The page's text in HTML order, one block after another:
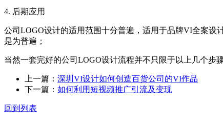
4. 后期应用
公司LOGO设计的适用范围十分普遍，适用于品牌VI全案设
是为普遍；
当然一套完好的公司LOGO设计流程并不只限于以上几个步
上一篇： 深圳VI设计如何创造百货公司的VI作品
下一篇： 如何利用短视频推广引流及变现
回到列表